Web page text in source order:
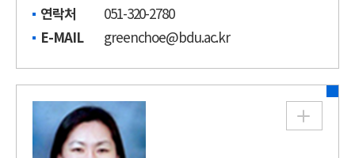
연락처
051-320-2780
E-MAIL
greenchoe@bdu.ac.kr